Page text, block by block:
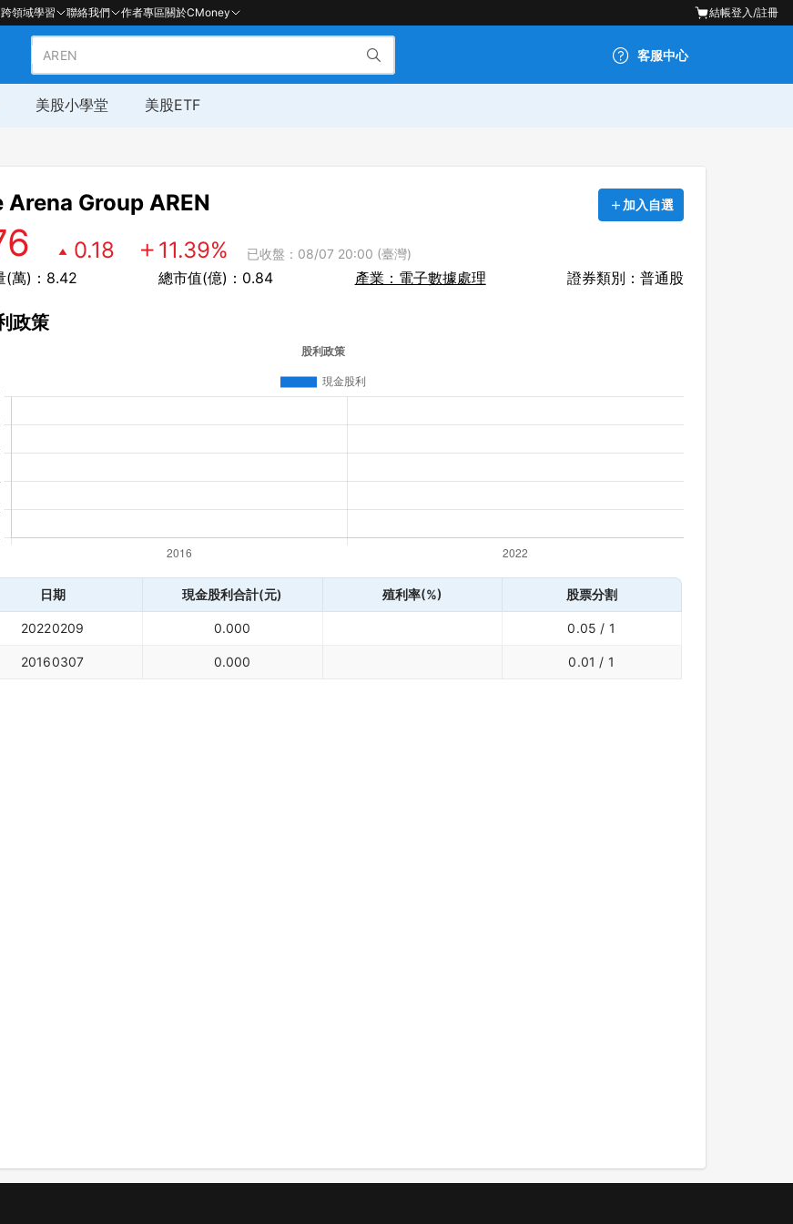
跨領域學習 聯絡我們 作者專區關於CMoney 結帳登入/註冊
客服中心
美股小學堂 美股ETF
Arena Group AREN 加入自選
0.18 11.39% 已收盤：08/07 20:00 (臺灣)
(萬)：8.42 總市值(億)：0.84 產業：電子數據處理 證券類別：普通股
政策
日期 現金股利合計(元) 殖利率(%) 股票分割
20220209 0.000 0.05 / 1
20160307 0.000 0.01 / 1